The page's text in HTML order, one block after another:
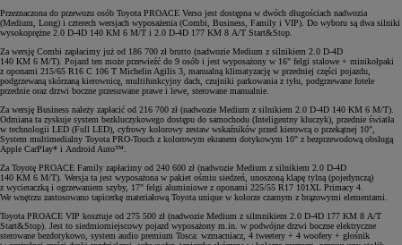
Przeznaczona do przewozu osób Toyota PROACE Verso jest dostępna w dwóch długościach nadwozia
(Medium, Long) i czterech wersjach wyposażenia (Combi, Business, Family i VIP). Do wyboru są dwa silniki
wysokoprężne 2.0 D-4D 140 KM 6 M/T i 2.0 D-4D 177 KM 8 A/T Start&Stop.
Za wersję Combi zapłacimy już od 186 700 zł brutto (nadwozie Medium z silnikiem 2.0 D-4D
140 KM 6 M/T). Pojazd ten może przewieźć do 9 osób i jest wyposażony w 16" felgi stalowe + minikołpaki
z oponami 215/65 R16 C 106 T Michelin Agilis 3, manualną klimatyzację w przedniej części pojazdu,
podgrzewaną skórzaną kierownicę, multifunkcyjny dach, czujniki parkowania z tyłu, podgrzewane fotele
przednie oraz drzwi boczne przesuwane prawe i lewe, sterowane manualnie.
Za wersję Business należy zapłacić od 216 700 zł (nadwozie Medium z silnikiem 2.0 D-4D 140 KM 6 M/T).
Odmiana ta zyskuje system bezkluczykowego dostępu do samochodu (Inteligentny kluczyk), przednie światła
w technologii LED (Full LED), cyfrowy kolorowy zestaw wskaźników przed kierowcą o przekątnej 10",
System multimedialny Toyota PRO-Touch z kolorowym ekranem dotykowym 10" z bezprzewodową obsługą
Apple CarPlay* i Android Auto™.
Za Toyotę PROACE Family zapłacimy od 240 600 zł (nadwozie Medium z silnikiem 2.0 D-4D
140 KM 6 M/T). Wersja ta jest wyposażona w pakiet ośmiu siedzeń, unoszoną klapę tylną (pojedynczą)
z wycieraczką i ogrzewaniem szyby, 17" felgi aluminiowe z oponami 225/55 R17 101XL Primacy 4.
We wnętrzu zastosowano tapicerkę materiałową Toyota unique w kolorze czarnym z brązowymi elementami.
Toyota PROACE VIP kosztuje od 275 500 zł (nadwozie Medium z silmnikiem 2.0 D-4D 177 KM 8 A/T
Start&Stop). Jest to siedmiomiejscowy pojazd wyposażony m.in. w podwójne drzwi boczne elektryczne
sterowane bezdotykowo, system audio premium Tosca: wzmacniacz, 4 tweetery + 4 woofery + głośnik